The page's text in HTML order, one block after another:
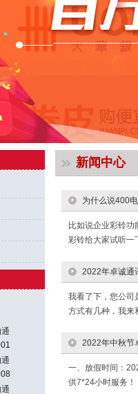
新闻中心
为什么说400
比如说企业彩铃
彩铃给大家试听一
2022年卓诚通
我看了下，您公司
方式有几种，我来
2022年中秋节
一、放假时间：
供7*24小时服务